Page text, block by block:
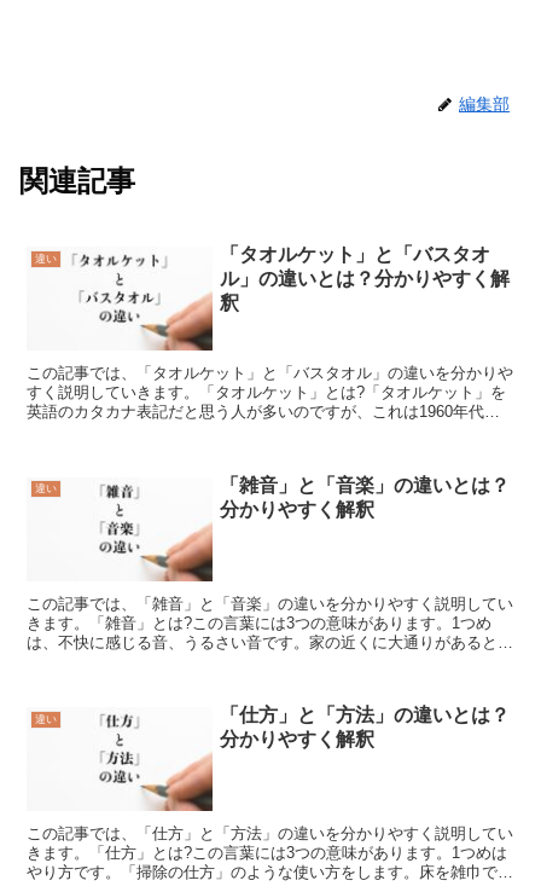
編集部
関連記事
違い
「タオルケット」と「バスタオ
ル」の違いとは？分かりやすく解
釈
この記事では、「タオルケット」と「バスタオル」の違いを分かりや
すく説明していきます。「タオルケット」とは?「タオルケット」を
英語のカタカナ表記だと思う人が多いのですが、これは1960年代に
違い
「雑音」と「音楽」の違いとは？
分かりやすく解釈
この記事では、「雑音」と「音楽」の違いを分かりやすく説明してい
きます。「雑音」とは?この言葉には3つの意味があります。1つめ
は、不快に感じる音、うるさい音です。家の近くに大通りがあるとし
違い
「仕方」と「方法」の違いとは？
分かりやすく解釈
この記事では、「仕方」と「方法」の違いを分かりやすく説明してい
きます。「仕方」とは?この言葉には3つの意味があります。1つめは
やり方です。「掃除の仕方」のような使い方をします。床を雑巾で拭